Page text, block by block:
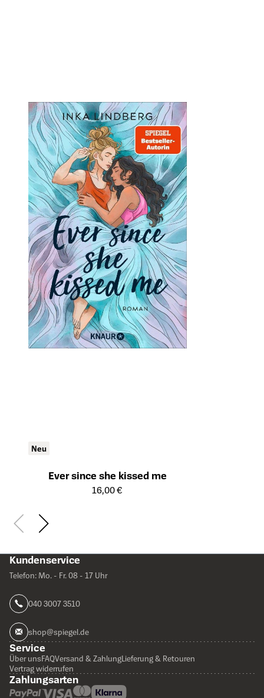
Neu
Ever since she kissed me
Öffnet die Detailseite des Produkts
16,00 €
Kundenservice
Telefon: Mo. - Fr. 08 - 17 Uhr
040 3007 3510
shop@spiegel.de
Service
Über unsFAQVersand & ZahlungLieferung & Retouren
Vertrag widerrufen
Zahlungsarten